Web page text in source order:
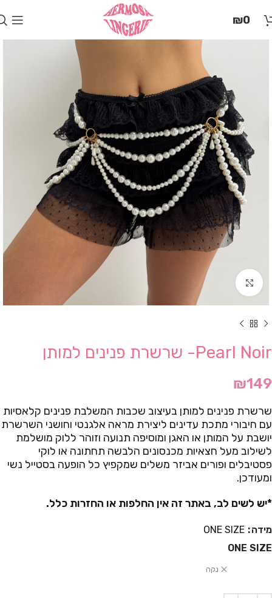
זֶה
הַמְּסַיַּעַת
לִנְגִישׁוּת
הָאֲתָר.
לִפְתִיחַת
תַּפְרִיט
הֵנְּגִישׁוּת
ALT+0
₪0
Click to enlarge
Pearl Noir- שרשרת פנינים למותן
₪149
שרשרת פנינים למותן בעיצוב שכבות המשלבת פנינים קלאסיות
עם חיבורי מתכת עדינים ליצירת מראה אלגנטי וחושני השרשרת
יושבת על המותן או האגן ומוסיפה תנועה וזוהר ללוק מושלמת
לשילוב מעל חצאיות מכנסונים הלבשה תחתונה או לוקי
פסטיבלים ופורים אביזר משלים שמקפיץ כל הופעה בסטייל נשי
ומעודכן.
*יש לשים לב, באתר זה אין החלפות או החזרות כלל.
מידה
ONE SIZE
ONE SIZE
נקה